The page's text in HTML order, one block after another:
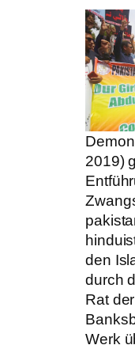
2019)
den
durch
Rat
Werk